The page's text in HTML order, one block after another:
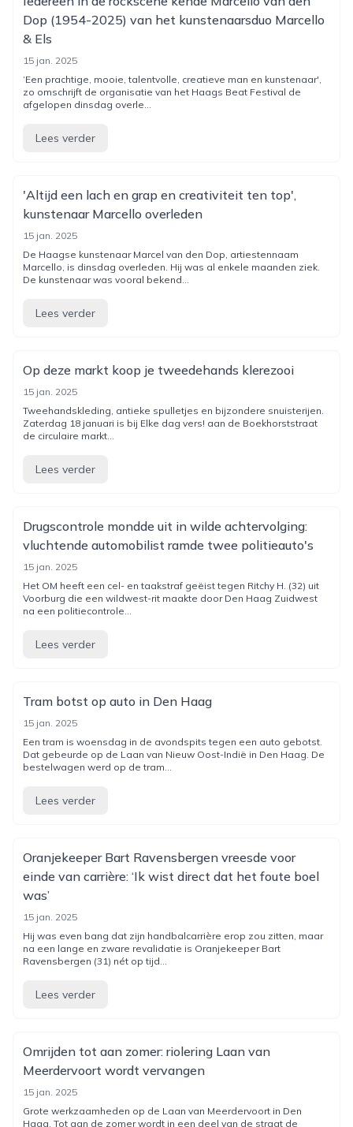
Dop (1954-2025) van het kunstenaarsduo Marcello
& Els
15 jan. 2025
‘Een prachtige, mooie, talentvolle, creatieve man en kunstenaar',
zo omschrijft de organisatie van het Haags Beat Festival de
afgelopen dinsdag overle...
Lees verder
'Altijd een lach en grap en creativiteit ten top',
kunstenaar Marcello overleden
15 jan. 2025
De Haagse kunstenaar Marcel van den Dop, artiestennaam
Marcello, is dinsdag overleden. Hij was al enkele maanden ziek.
De kunstenaar was vooral bekend...
Lees verder
Op deze markt koop je tweedehands klerezooi
15 jan. 2025
Tweehandskleding, antieke spulletjes en bijzondere snuisterijen.
Zaterdag 18 januari is bij Elke dag vers! aan de Boekhorststraat
de circulaire markt...
Lees verder
Drugscontrole mondde uit in wilde achtervolging:
vluchtende automobilist ramde twee politieauto's
15 jan. 2025
Het OM heeft een cel- en taakstraf geëist tegen Ritchy H. (32) uit
Voorburg die een wildwest-rit maakte door Den Haag Zuidwest
na een politiecontrole...
Lees verder
Tram botst op auto in Den Haag
15 jan. 2025
Een tram is woensdag in de avondspits tegen een auto gebotst.
Dat gebeurde op de Laan van Nieuw Oost-Indië in Den Haag. De
bestelwagen werd op de tram...
Lees verder
Oranjekeeper Bart Ravensbergen vreesde voor
einde van carrière: ‘Ik wist direct dat het foute boel
was’
15 jan. 2025
Hij was even bang dat zijn handbalcarrière erop zou zitten, maar
na een lange en zware revalidatie is Oranjekeeper Bart
Ravensbergen (31) nét op tijd...
Lees verder
Omrijden tot aan zomer: riolering Laan van
Meerdervoort wordt vervangen
15 jan. 2025
Grote werkzaamheden op de Laan van Meerdervoort in Den
Haag. Tot aan de zomer wordt in een deel van de straat de